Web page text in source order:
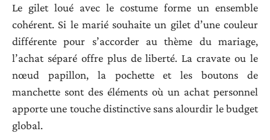
Le gilet loué avec le costume forme un ensemble
cohérent. Si le marié souhaite un gilet d’une couleur
différente pour s’accorder au thème du mariage,
l’achat séparé offre plus de liberté. La cravate ou le
nœud papillon, la pochette et les boutons de
manchette sont des éléments où un achat personnel
apporte une touche distinctive sans alourdir le budget
global.